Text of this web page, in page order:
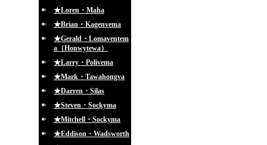
★Loren・Maha
★Brian・Kagenvema
★Gerald・Lomaventem
a（Honwytewa）
★Larry・Polivema
★Mark・Tawahongva
★Darren・Silas
★Steven・Sockyma
★Mitchell・Sockyma
★Eddison・Wadsworth